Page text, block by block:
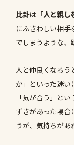
比卦は 「人と親し
にふさわしい相手
でしまうような、
人と仲良くなろう
か」といった迷い
「気が合う」と
ずさがあった場合
うが、気持ちがあ